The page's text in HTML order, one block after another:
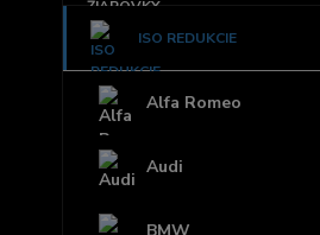
ISO REDUKCIE
Alfa Romeo
Audi